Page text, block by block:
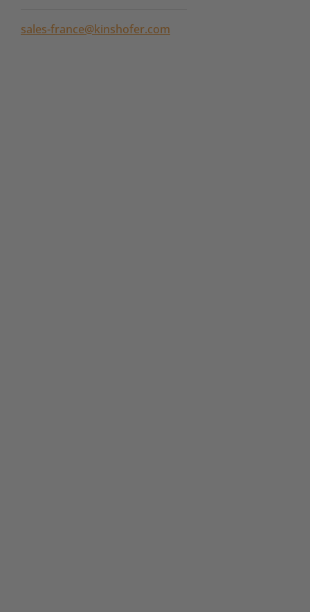
sales-france@kinshofer.com